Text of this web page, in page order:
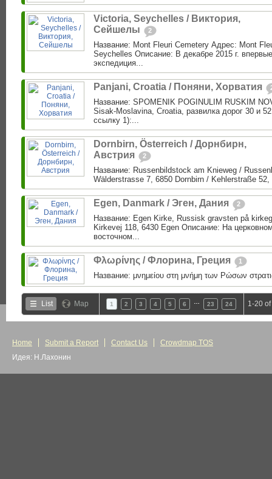
Victoria, Seychelles / Виктория,
Сейшелы
2
Название: Mont Fleuri Cemetery Адрес: Mont
Seychelles Описание: В декабре 2015 г.
экспедиция...
Panjani, Croatia / Поняни, Хорватия
Название: SPOMENIK POGINULIM RUSKIM
Sisak-Moslavina, Croatia, развилка дорог 30 и
ссылку 1):...
Dornbirn, Österreich / Дорнбирн,
Австрия
2
Название: Russenbildstock am Knieweg /
Wälderstrasse 7, 6850 Dornbirn / Kehlerstraße
Egen, Danmark / Эген, Дания 2
Название: Egen Kirke, Russisk gravsten på
Kirkevej 118, 6430 Egen Описание: На
восточном...
Φλωρίνης / Флорина, Греция 1
Название: μνημείου στη μνήμη των Ρώσων
List Map 1 2 3 4 5 6 23 24 1-20
Home Submit a Report Contact Us
Crowdmap TOS
Идея: Н.Лахонин